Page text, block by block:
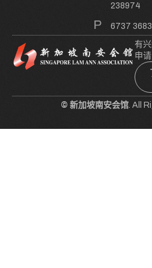
238974
6737 3683
有
申请
© 新加坡南安会馆. All